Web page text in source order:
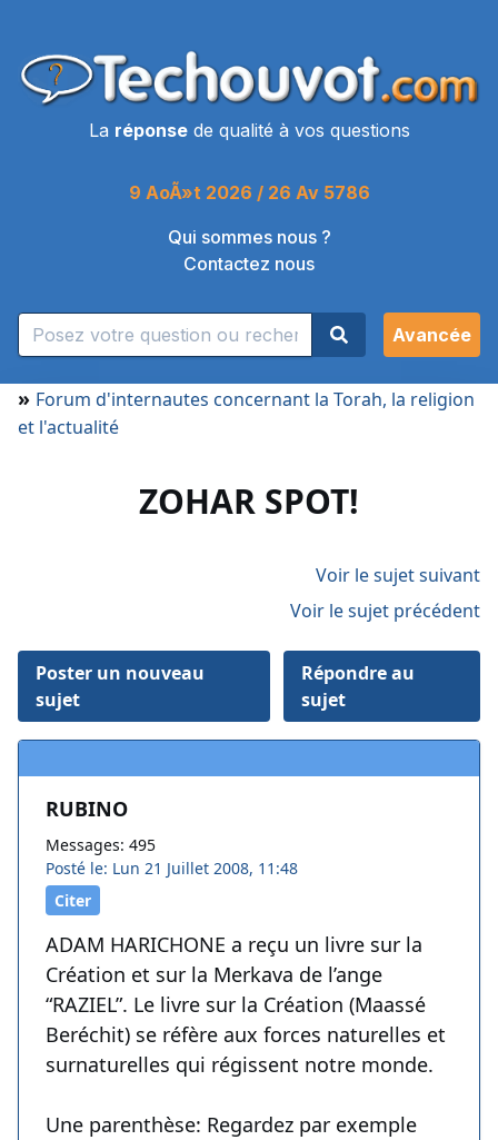
La réponsede qualité à vos questions
9 AoÃ»t 2026 / 26 Av 5786
Qui sommes nous ?
Contactez nous
Avancée
» Forum d'internautes concernant la Torah, la religion
et l'actualité
ZOHAR SPOT!
Voir le sujet suivant
Voir le sujet précédent
Poster un nouveau
sujet
Répondre au
sujet
RUBINO
Messages: 495
Posté le: Lun 21 Juillet 2008, 11:48
Citer
ADAM HARICHONE a reçu un livre sur la
Création et sur la Merkava de l’ange
“RAZIEL”. Le livre sur la Création (Maassé
Beréchit) se réfère aux forces naturelles et
surnaturelles qui régissent notre monde.
Une parenthèse: Regardez par exemple